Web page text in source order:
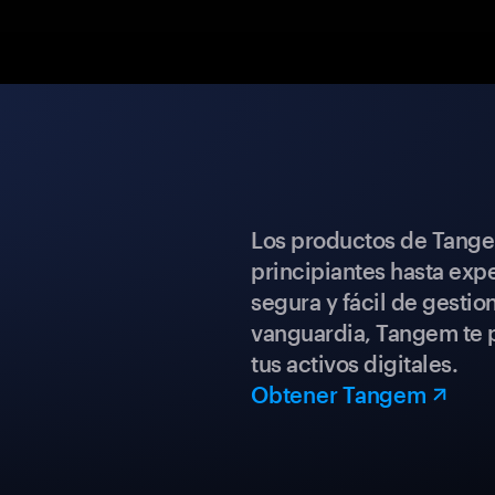
Los productos de
principiantes hasta
segura y fácil de
vanguardia, Tangem
tus activos digitales.
Obtener Tangem